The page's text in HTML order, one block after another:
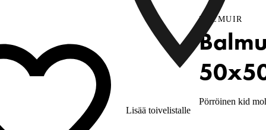
Lisää toivelistalle
BALMUIR
Pörröinen kid